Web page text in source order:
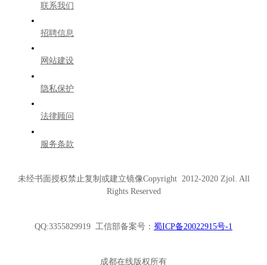
联系我们
招聘信息
网站建设
隐私保护
法律顾问
服务条款
未经书面授权禁止复制或建立镜像Copyright 2012-2020 Zjol. All
Rights Reserved
QQ:3355829919 工信部备案号： 蜀ICP备20022915号-1
成都在线版权所有